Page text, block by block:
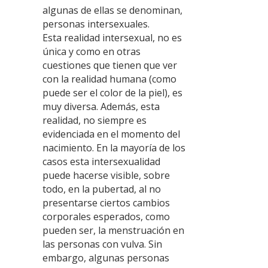
algunas de ellas se denominan,
personas intersexuales.
Esta realidad intersexual, no es
única y como en otras
cuestiones que tienen que ver
con la realidad humana (como
puede ser el color de la piel), es
muy diversa. Además, esta
realidad, no siempre es
evidenciada en el momento del
nacimiento. En la mayoría de los
casos esta intersexualidad
puede hacerse visible, sobre
todo, en la pubertad, al no
presentarse ciertos cambios
corporales esperados, como
pueden ser, la menstruación en
las personas con vulva. Sin
embargo, algunas personas